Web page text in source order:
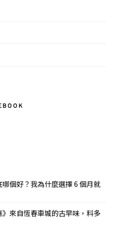
個好？我為什麼選擇 6 個月就
來自恆春車城的古早味，料多